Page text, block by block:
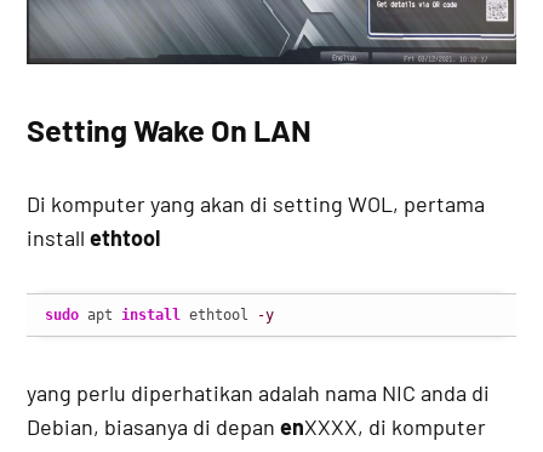
Setting Wake On LAN
Di komputer yang akan di setting WOL, pertama
installethtool
sudo apt install ethtool -y
yang perlu diperhatikan adalah nama NIC anda di
Debian, biasanya di depanenXXXX, di komputer